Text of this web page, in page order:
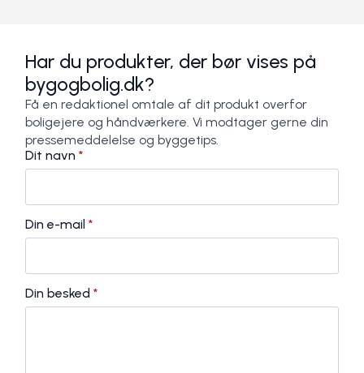
Har du produkter, der bør vises på
bygogbolig.dk?
Få en redaktionel omtale af dit produkt overfor
boligejere og håndværkere. Vi modtager gerne din
pressemeddelelse og byggetips.
Dit navn *
Din e-mail *
Din besked *